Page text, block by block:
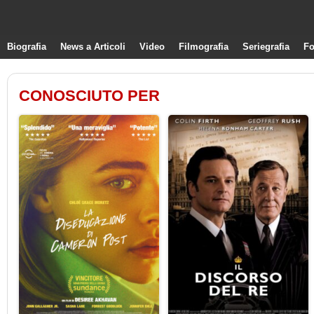
Biografia News a Articoli Video Filmografia Seriegrafia
CONOSCIUTO PER